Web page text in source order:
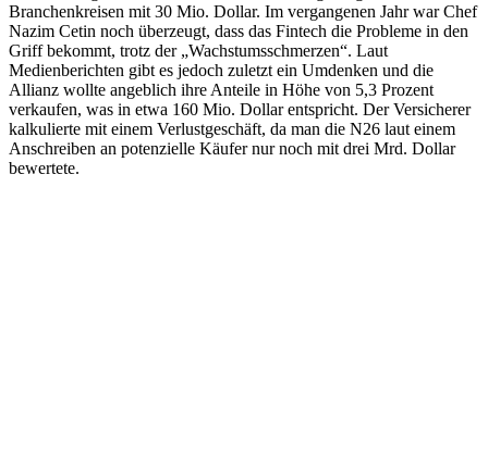
Branchenkreisen mit 30 Mio. Dollar. Im vergangenen Jahr war Chef
Nazim Cetin noch überzeugt, dass das Fintech die Probleme in den
Griff bekommt, trotz der „Wachstumsschmerzen“. Laut
Medienberichten gibt es jedoch zuletzt ein Umdenken und die
Allianz wollte angeblich ihre Anteile in Höhe von 5,3 Prozent
verkaufen, was in etwa 160 Mio. Dollar entspricht. Der Versicherer
kalkulierte mit einem Verlustgeschäft, da man die N26 laut einem
Anschreiben an potenzielle Käufer nur noch mit drei Mrd. Dollar
bewertete.